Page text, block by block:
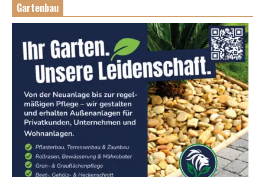
Gartenbau